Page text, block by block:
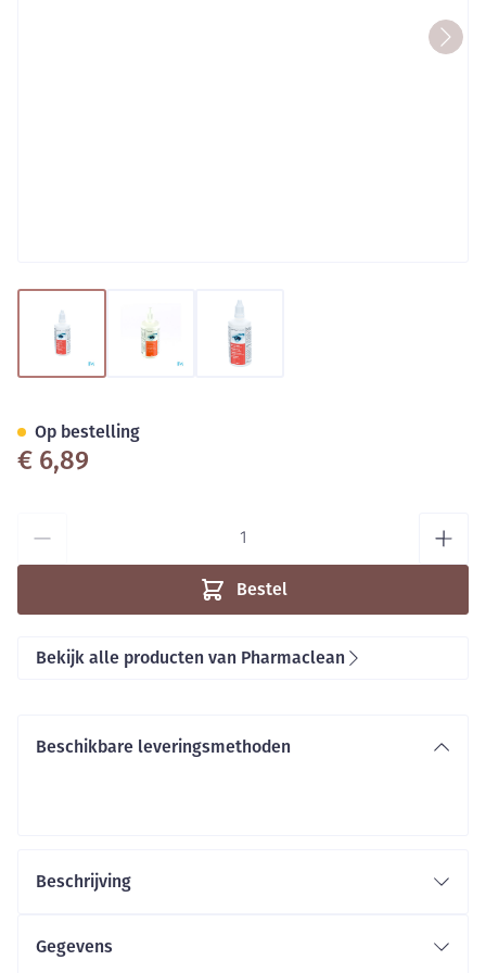
View larger imageView larger image
€ 6,89
Bestel
Op bestelling
Bekijk alle producten van Pharmaclean
Beschikbare leveringsmethoden
Beschrijving
Gegevens